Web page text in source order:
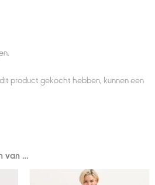
product gekocht hebben, kunnen een
van …